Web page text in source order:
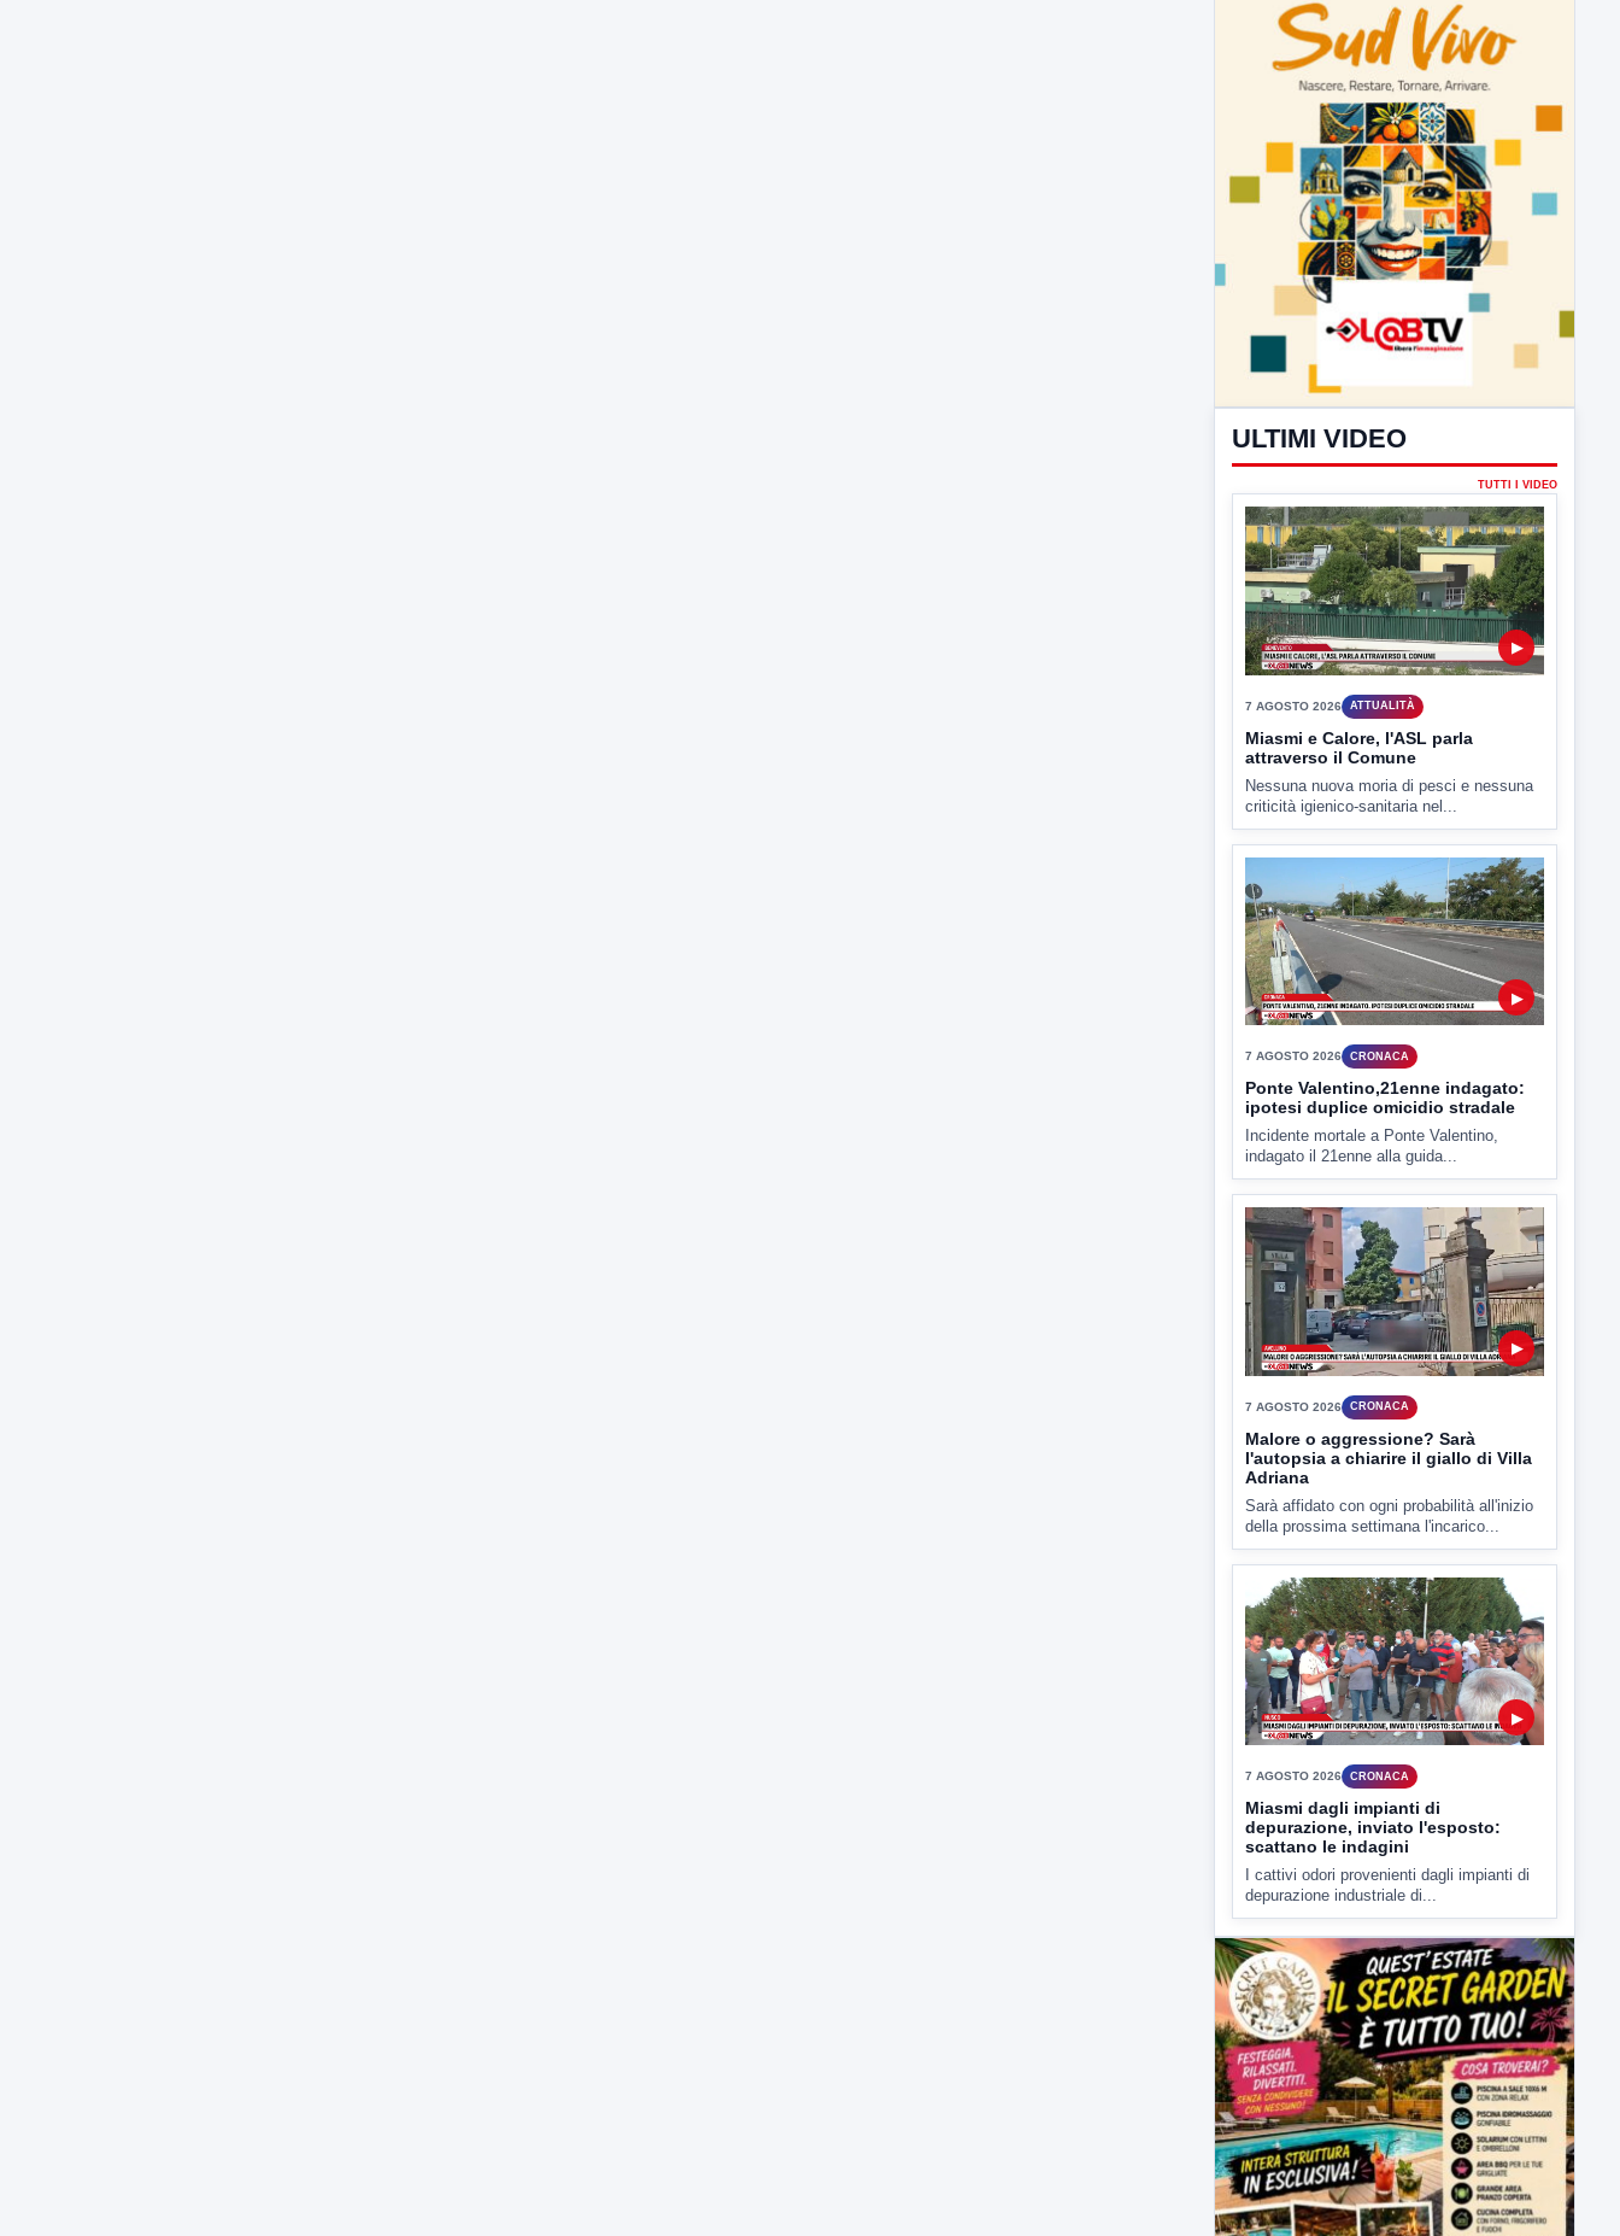
ULTIMI VIDEO
TUTTI I VIDEO
Miasmi e Calore, l'ASL parla
attraverso il Comune
Nessuna nuova moria di pesci e nessuna
criticità igienico-sanitaria nel...
7 AGOSTO 2026
Ponte Valentino,21enne indagato:
Incidente mortale a Ponte Valentino,
indagato il 21enne alla guida...
7 AGOSTO 2026
Malore o aggressione? Sarà
l'autopsia a chiarire il giallo di Villa
Adriana
Sarà affidato con ogni probabilità all'inizio
della prossima settimana l'incarico...
7 AGOSTO 2026 CRONACA
Miasmi dagli impianti di
depurazione, inviato l'esposto:
I cattivi odori provenienti dagli impianti di
depurazione industriale di...